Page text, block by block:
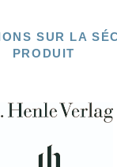
SUR LA
PRODUIT